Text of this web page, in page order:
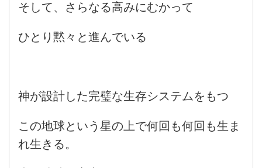
そして、さらなる高みにむかって
ひとり黙々と進んでいる
神が設計した完璧な生存システムをもつ
この地球という星の上で何回も何回も生ま
れ生きる。